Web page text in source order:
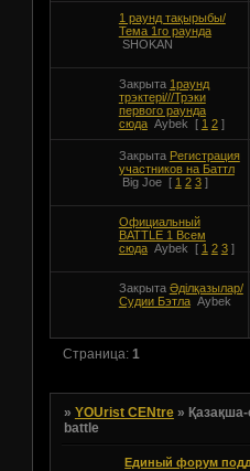
1 раунд тақырыбы/
Тема 1го раунда
SHOKAN
Закрыта 1раунд
трэктері///Трэки
первого раунда
сюда Aybek [ 1 2 ]
Закрыта Регистрация
участников на Баттл
Big Joe [ 1 2 3 ]
Официальный
BATTLE 1 Всем
сюда Aybek [ 1 2 3 ]
Закрыта Әділқазылар/
Судии Бэтла Aybek
Страница: 1
» YOUrist CENtre »
battle
Единый форум